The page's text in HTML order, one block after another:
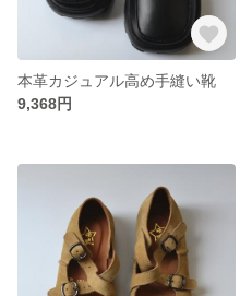
本革カジュアル高め手縫い靴
9,368円